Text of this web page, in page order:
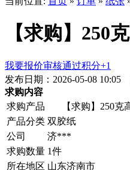
【求购】250
我要报价审核通过积分+1
发布日期：2026-05-08 10:05
求购内容
求购产品
【求购】250克
产品分类 双胶纸
公司
济***
求购数量 1件
所在地区 山东济南市